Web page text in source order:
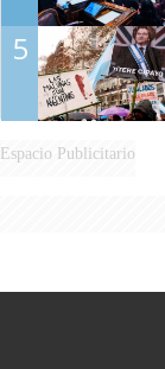
5
Espacio Publicitario